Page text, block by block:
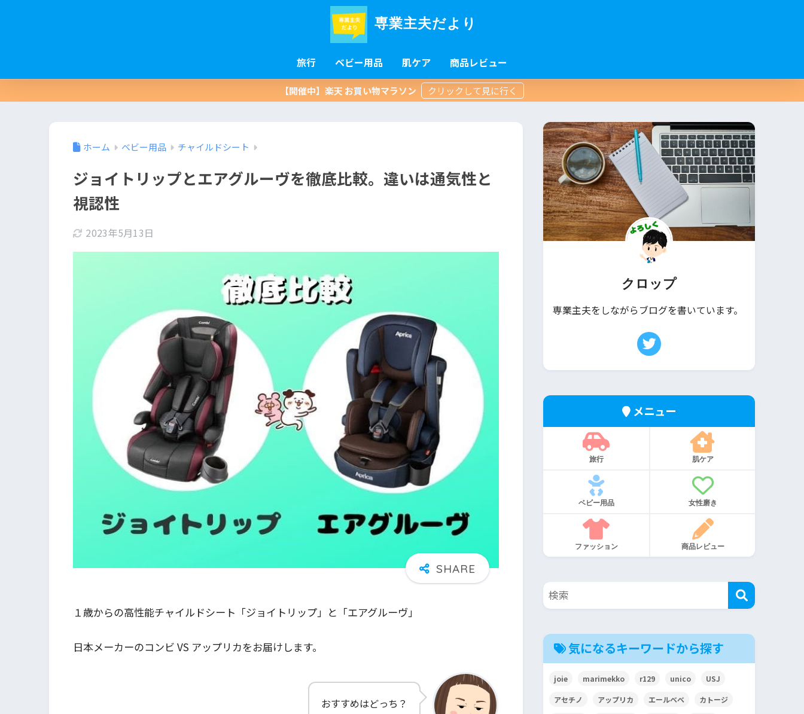
専業主夫だより
旅行 ベビー用品 肌ケア 商品レビュー
【開催中】楽天 お買い物マラソン
ホーム ベビー用品 チャイルドシート
ジョイトリップとエアグルーヴを徹底比較。違いは通気性と
視認性
2023年5月13日
１歳からの高性能チャイルドシート「ジョイトリップ」と「エアグルーヴ」
日本メーカーのコンビ VS アップリカをお届けします。
おすすめはどっち？
クロップ
専業主夫をしながらブログを書いています。
メニュー
旅行 肌ケア
ベビー用品 女性磨き
ファッション 商品レビュー
気になるキーワードから探す
joie marimekko r129 unico USJ
アセチノ アップリカ エールベベ カトージ